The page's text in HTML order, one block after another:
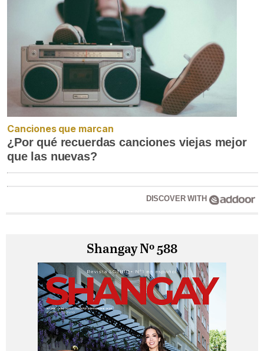
Canciones que marcan
¿Por qué recuerdas canciones viejas mejor
que las nuevas?
DISCOVER WITH
Shangay Nº 588